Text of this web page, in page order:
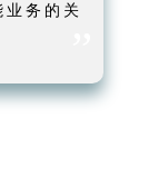
业务的关